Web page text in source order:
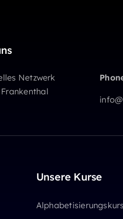
Netzwerk
Unsere Kurse
Alphabetisierungskurs